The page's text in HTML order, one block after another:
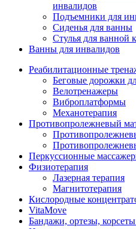
инвалидов
Подъемники для
Сиденья для ванны
Стулья для ванной
Ванны для инвалидов
Реабилитационные
Беговые дорожки
Велотренажеры
Виброплатформы
Механотерапия
Противопролежневый
Перкуссионные
Физиотерапия
Лазерная терапия
Магнитотерапия
Кислородные
VitaMove
Бандажи, ортезы,